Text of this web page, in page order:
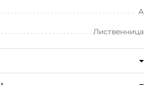
А
Лиственница